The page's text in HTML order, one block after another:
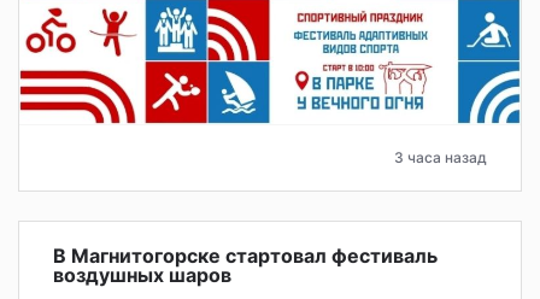
3 часа назад
В Магнитогорске стартовал фестиваль
воздушных шаров